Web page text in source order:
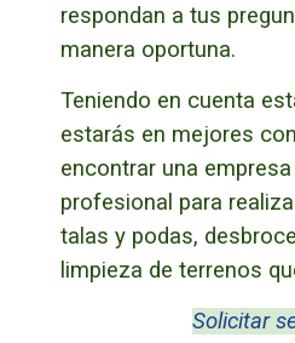
respondan a tus
manera oportuna.
Teniendo en cuenta
estarás en mejores
encontrar una
profesional para
talas y podas,
limpieza de terrenos
Solicitar